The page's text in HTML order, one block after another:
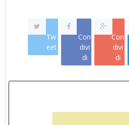
Tw
eet
Con
divi
di
Con
divi
di